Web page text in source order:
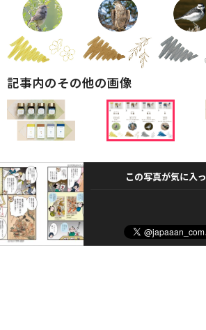
記事内のその他の画像
この写真が気に入